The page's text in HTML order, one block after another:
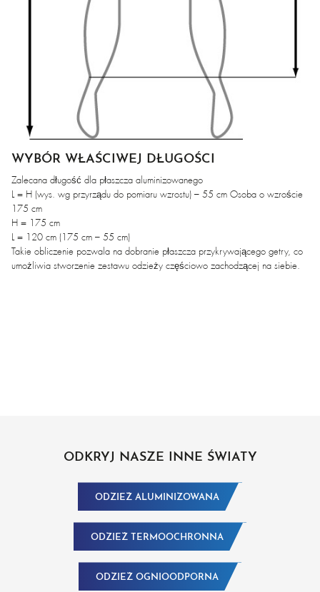
WYBÓR WŁAŚCIWEJ DŁUGOŚCI
Zalecana długość dla płaszcza aluminizowanego
L = H (wys. wg przyrządu do pomiaru wzrostu) – 55 cm Osoba o wzroście
175 cm
H = 175 cm
L = 120 cm (175 cm – 55 cm)
Takie obliczenie pozwala na dobranie płaszcza przykrywającego getry, co
umożliwia stworzenie zestawu odzieży częściowo zachodzącej na siebie.
ODKRYJ NASZE INNE ŚWIATY
ODZIEŻ ALUMINIZOWANA
ODZIEŻ TERMOOCHRONNA
ODZIEŻ OGNIOODPORNA